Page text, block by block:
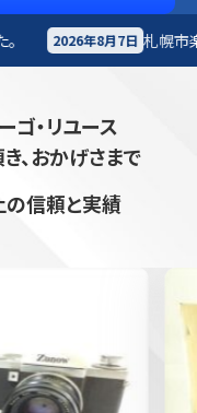
楽器買取査定依頼があり
・リユース
、おかげさまで
の信頼と実績